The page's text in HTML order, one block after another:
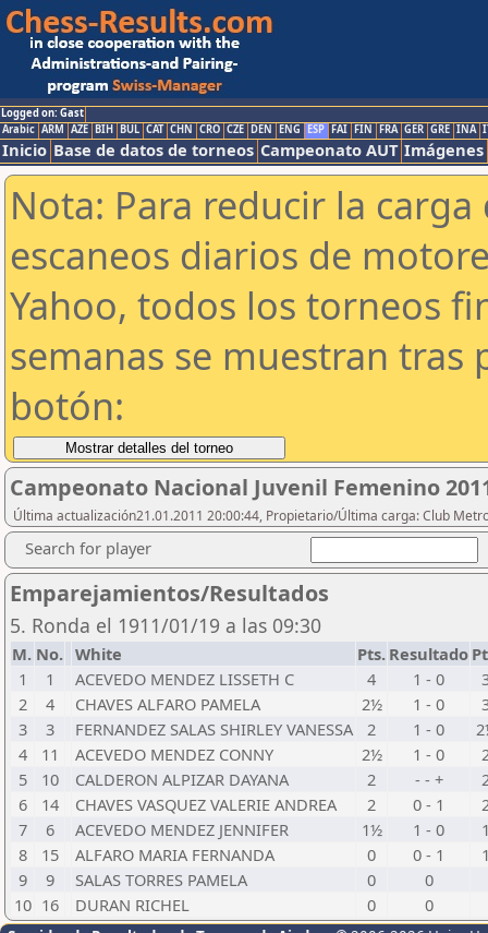
Logged on: Gast
Arabic ARM AZE BIH BUL CAT CHN CRO CZE DEN ENG ESP FAI FIN FRA GER GRE INA
Inicio Base de datos de torneos Campeonato AUT Imágenes
Nota: Para reducir la
escaneos diarios de
Yahoo, todos los torneos
semanas se muestran tras
botón:
Campeonato Nacional Juvenil Femenino
Última actualización21.01.2011 20:00:44, Propietario/Última carga: Club
Search for player
Emparejamientos/Resultados
5. Ronda el 1911/01/19 a las 09:30
M. No. White Pts. Resultado
1
1 ACEVEDO MENDEZ LISSETH C 4 1 - 0
2
4 CHAVES ALFARO PAMELA 2½ 1 - 0
3
3 FERNANDEZ SALAS SHIRLEY VANESSA 2 1 - 0
4
11 ACEVEDO MENDEZ CONNY 2½ 1 - 0
5
10 CALDERON ALPIZAR DAYANA 2 - - +
6
14 CHAVES VASQUEZ VALERIE ANDREA 2 0 - 1
7
6 ACEVEDO MENDEZ JENNIFER 1½ 1 - 0
8
15 ALFARO MARIA FERNANDA 0 0 - 1
9
9 SALAS TORRES PAMELA 0
0
10 16 DURAN RICHEL 0 0